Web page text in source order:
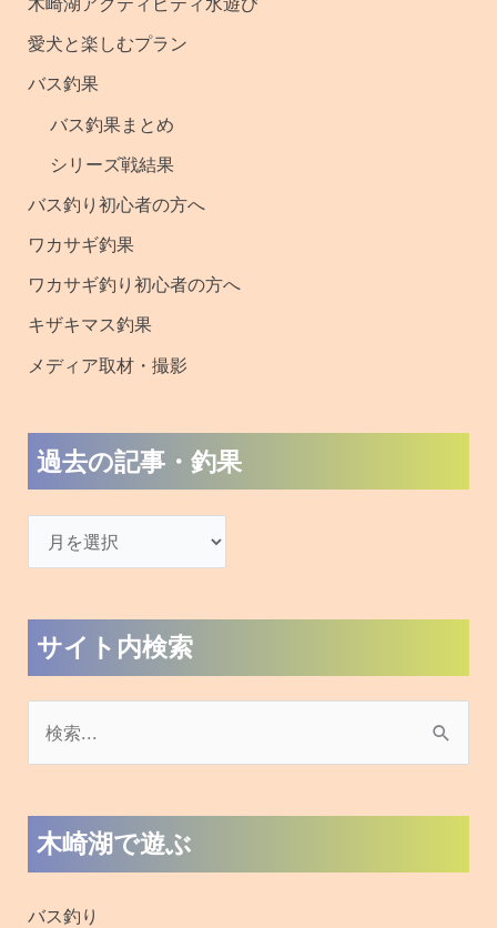
愛犬と楽しむプラン
バス釣果
バス釣果まとめ
シリーズ戦結果
バス釣り初心者の方へ
ワカサギ釣果
ワカサギ釣り初心者の方へ
キザキマス釣果
メディア取材・撮影
過去の記事・釣果
・
釣
果
サイト内検索
象
木崎湖で遊ぶ
バス釣り